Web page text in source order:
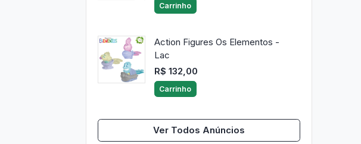
Carrinho
Action Figures Os Elementos -
Lac
R$ 132,00
Carrinho
Ver Todos Anúncios